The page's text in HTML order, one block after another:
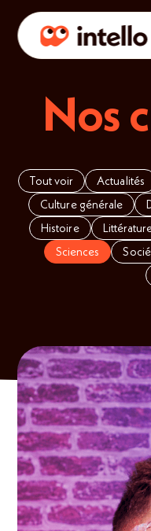
Nos
Tout voir Actualités
Culture générale
Histoire
Sciences